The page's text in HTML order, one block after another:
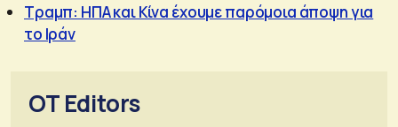
Τραμπ: ΗΠΑ και Κίνα έχουμε παρόμοια άποψη για
το Ιράν
OT Editors